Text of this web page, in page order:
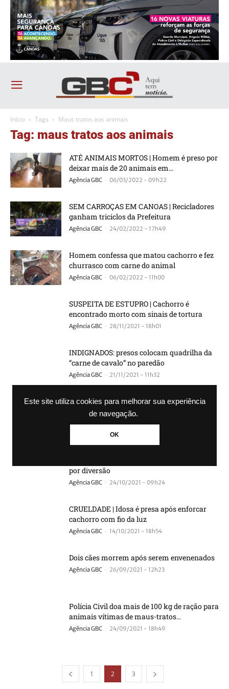
Este site utiliza cookies para melhorar sua experiência
de navegação.
OK
Início Tags Maus tratos aos animais
Tag: maus tratos aos animais
ATÉ ANIMAIS MORTOS | Homem é preso por
deixar mais de 20 animais em...
Agência GBC - 06/03/2022 - 09h22
SEM CARROÇAS EM CANOAS | Recicladores
ganham triciclos da Prefeitura
Agência GBC - 24/02/2022 - 17h49
Homem confessa que matou cachorro e fez
churrasco com carne do animal
Agência GBC - 06/02/2022 - 11h00
SUSPEITA DE ESTUPRO | Cachorro é
encontrado morto com sinais de tortura
Agência GBC - 28/11/2021 - 18h01
INDIGNADOS: presos colocam quadrilha da
“carne de cavalo” no paredão
Agência GBC - 21/11/2021 - 11h32
QUE NOJO | Mais de 20 hamburguerias
compravam carne de cavalo
Agência GBC - 18/11/2021 - 20h28
por diversão
Agência GBC - 24/10/2021 - 09h24
CRUELDADE | Idosa é presa após enforcar
cachorro com fio da luz
Agência GBC - 14/10/2021 - 18h54
Dois cães morrem após serem envenenados
Agência GBC - 26/09/2021 - 12h23
Polícia Civil doa mais de 100 kg de ração para
animais vítimas de maus-tratos...
Agência GBC - 24/09/2021 - 18h49
1 2 3